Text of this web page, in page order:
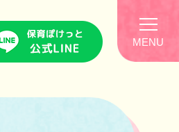
MENU